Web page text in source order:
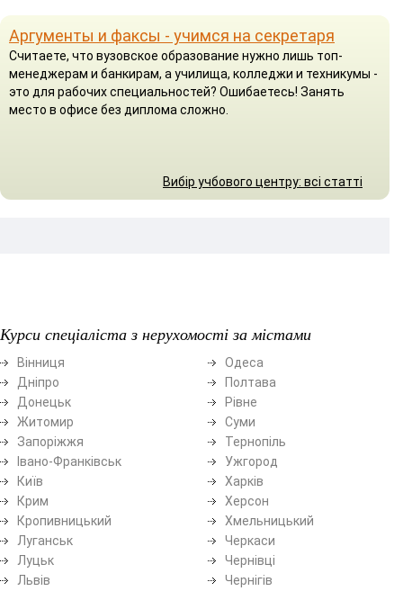
Аргументы и факсы - учимся на секретаря
Считаете, что вузовское образование нужно лишь топ-
менеджерам и банкирам, а училища, колледжи и техникумы -
это для рабочих специальностей? Ошибаетесь! Занять
место в офисе без диплома сложно.
Вибір учбового центру: всі статті
Курси спеціаліста з нерухомості за містами
Вінниця
Дніпро
Донецьк
Житомир
Запоріжжя
Івано-Франківськ
Київ
Крим
Кропивницький
Луганськ
Луцьк
Львів
Одеса
Полтава
Рівне
Суми
Тернопіль
Ужгород
Харків
Херсон
Хмельницький
Черкаси
Чернівці
Чернігів